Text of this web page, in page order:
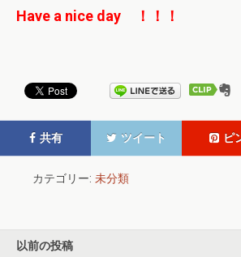
Have a nice day ！！！
共有 ツイート ピ
カテゴリー: 未分類
以前の投稿